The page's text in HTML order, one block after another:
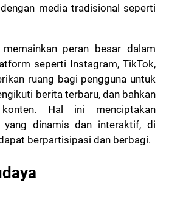
media tradisional seperti
peran besar dalam
seperti Instagram, TikTok,
ruang bagi pengguna untuk
berita terbaru, dan bahkan
Hal ini menciptakan
yang dinamis dan interaktif, di
berpartisipasi dan berbagi.